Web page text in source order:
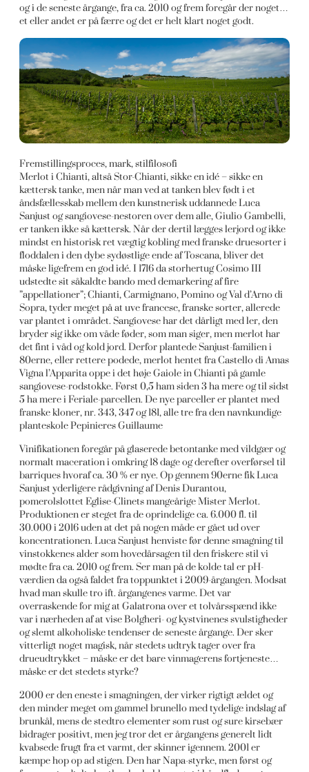
og i de seneste årgange, fra ca. 2010 og frem foregår der noget…
et eller andet er på færre og det er helt klart noget godt.
Fremstillingsproces, mark, stilfilosofi
Merlot i Chianti, altså Stor-Chianti, sikke en idé – sikke en
kættersk tanke, men når man ved at tanken blev født i et
åndsfællesskab mellem den kunstnerisk uddannede Luca
Sanjust og sangiovese-nestoren over dem alle, Giulio Gambelli,
er tanken ikke så kættersk. Når der dertil lægges lerjord og ikke
mindst en historisk ret vægtig kobling med franske druesorter i
floddalen i den dybe sydøstlige ende af Toscana, bliver det
måske ligefrem en god idé. I 1716 da storhertug Cosimo III
udstedte sit såkaldte bando med demarkering af fire
”appellationer”; Chianti, Carmignano, Pomino og Val d’Arno di
Sopra, tyder meget på at uve francese, franske sorter, allerede
var plantet i området. Sangiovese har det dårligt med ler, den
bryder sig ikke om våde føder, som man siger, men merlot har
det fint i våd og kold jord. Derfor plantede Sanjust-familien i
80erne, eller rettere podede, merlot hentet fra Castello di Amas
Vigna l’Apparita oppe i det høje Gaiole in Chianti på gamle
sangiovese-rodstokke. Først 0,5 ham siden 3 ha mere og til sidst
5 ha mere i Feriale-parcellen. De nye parceller er plantet med
franske kloner, nr. 343, 347 og 181, alle tre fra den navnkundige
planteskole Pepinieres Guillaume
Vinifikationen foregår på glaserede betontanke med vildgær og
normalt maceration i omkring 18 dage og derefter overførsel til
barriques hvoraf ca. 30 % er nye. Op gennem 90erne fik Luca
Sanjust yderligere rådgivning af Denis Durantou,
pomerolslottet Eglise-Clinets mangeårige Mister Merlot.
Produktionen er steget fra de oprindelige ca. 6.000 fl. til
30.000 i 2016 uden at det på nogen måde er gået ud over
koncentrationen. Luca Sanjust henviste før denne smagning til
vinstokkenes alder som hovedårsagen til den friskere stil vi
mødte fra ca. 2010 og frem. Ser man på de kolde tal er pH-
værdien da også faldet fra toppunktet i 2009-årgangen. Modsat
hvad man skulle tro ift. årgangenes varme. Det var
overraskende for mig at Galatrona over et tolvårsspænd ikke
var i nærheden af at vise Bolgheri- og kystvinenes svulstigheder
og slemt alkoholiske tendenser de seneste årgange. Der sker
vitterligt noget magisk, når stedets udtryk tager over fra
drueudtrykket – måske er det bare vinmagerens fortjeneste…
måske er det stedets styrke?
2000 er den eneste i smagningen, der virker rigtigt ældet og
den minder meget om gammel brunello med tydelige indslag af
brunkål, mens de stedtro elementer som rust og sure kirsebær
bidrager positivt, men jeg tror det er årgangens generelt lidt
kvabsede frugt fra et varmt, der skinner igennem. 2001 er
kæmpe hop op ad stigen. Den har Napa-styrke, men først og